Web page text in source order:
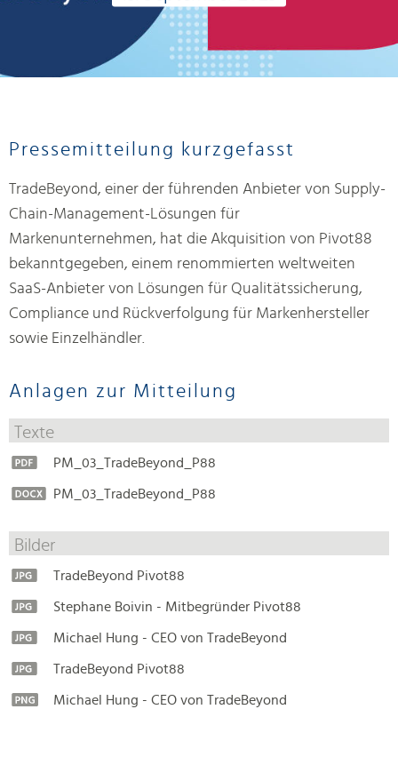
Pressemitteilung kurzgefasst
TradeBeyond, einer der führenden Anbieter von Supply-
Chain-Management-Lösungen für
Markenunternehmen, hat die Akquisition von Pivot88
bekanntgegeben, einem renommierten weltweiten
SaaS-Anbieter von Lösungen für Qualitätssicherung,
Compliance und Rückverfolgung für Markenhersteller
sowie Einzelhändler.
Anlagen zur Mitteilung
Texte
PM_03_TradeBeyond_P88
PM_03_TradeBeyond_P88
Bilder
TradeBeyond Pivot88
Stephane Boivin - Mitbegründer Pivot88
Michael Hung - CEO von TradeBeyond
TradeBeyond Pivot88
Michael Hung - CEO von TradeBeyond